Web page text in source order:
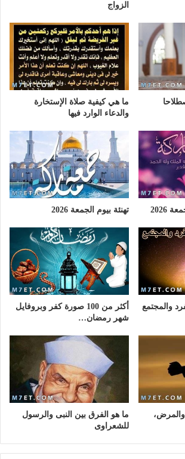
الزواج
ما هي كيفية صلاة الإستخارة
والدعاء الوارد فيها
تهنئة بيوم الجمعة 2026
والمجتمع
أكثر من 100 صورة كفر وبروفايل
شهر رمضان…
والمرض،
ما هو الفرق بين النبى والرسول
للشعراوى